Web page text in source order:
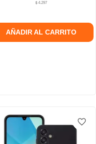
$ 4.297
AÑADIR AL CARRITO
favorite_border
favorite_border
favorite_border